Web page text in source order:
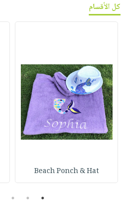
كل الأقسام
Beach Ponch & Hat
1
2
3